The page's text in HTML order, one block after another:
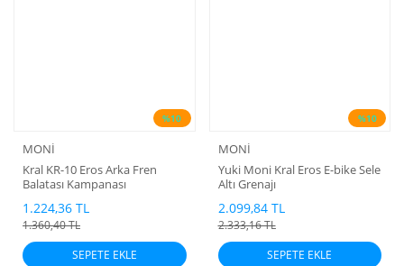
%10
MONİ
Kral KR-10 Eros Arka Fren
Balatası Kampanası
1.224,36 TL
1.360,40 TL
SEPETE EKLE
%10
MONİ
Yuki Moni Kral Eros E-bike Sele
Altı Grenajı
2.099,84 TL
2.333,16 TL
SEPETE EKLE